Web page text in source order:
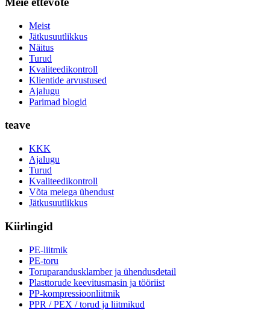
Meist
Jätkusuutlikkus
Näitus
Turud
Kvaliteedikontroll
Klientide arvustused
Ajalugu
Parimad blogid
teave
KKK
Ajalugu
Turud
Kvaliteedikontroll
Võta meiega ühendust
Jätkusuutlikkus
Kiirlingid
PE-liitmik
PE-toru
Toruparandusklamber ja ühendusdetail
Plasttorude keevitusmasin ja tööriist
PP-kompressioonliitmik
PPR / PEX / torud ja liitmikud